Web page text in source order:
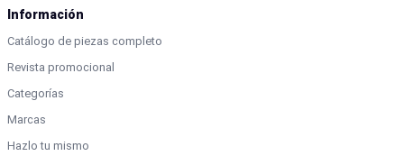
Información
Catálogo de piezas completo
Revista promocional
Categorías
Marcas
Hazlo tu mismo